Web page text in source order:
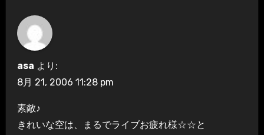
asa より:
8月 21, 2006 11:28 pm
素敵♪
きれいな空は、まるでライブお疲れ様☆☆と